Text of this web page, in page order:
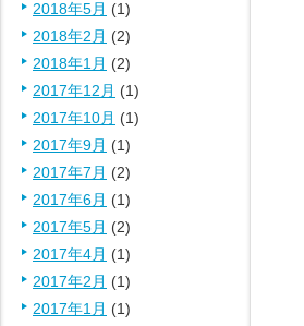
2018年5月 (1)
2018年2月 (2)
2018年1月 (2)
2017年12月 (1)
2017年10月 (1)
2017年9月 (1)
2017年7月 (2)
2017年6月 (1)
2017年5月 (2)
2017年4月 (1)
2017年2月 (1)
2017年1月 (1)